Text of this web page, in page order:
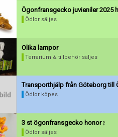
Ögonfransgecko juvieniler 2025
Ödlor säljes
Olika lampor
Terrarium & tillbehör säljes
Transporthjälp från Göteborg till
Ödlor köpes
3 st ögonfransgecko honor♀️
Ödlor säljes